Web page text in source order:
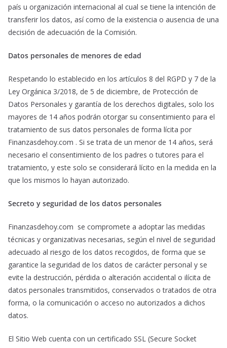
país u organización internacional al cual se tiene la intención de
transferir los datos, así como de la existencia o ausencia de una
decisión de adecuación de la Comisión.
Datos personales de menores de edad
Respetando lo establecido en los artículos 8 del RGPD y 7 de la
Ley Orgánica 3/2018, de 5 de diciembre, de Protección de
Datos Personales y garantía de los derechos digitales, solo los
mayores de 14 años podrán otorgar su consentimiento para el
tratamiento de sus datos personales de forma lícita por
Finanzasdehoy.com . Si se trata de un menor de 14 años, será
necesario el consentimiento de los padres o tutores para el
tratamiento, y este solo se considerará lícito en la medida en la
que los mismos lo hayan autorizado.
Secreto y seguridad de los datos personales
Finanzasdehoy.com se compromete a adoptar las medidas
técnicas y organizativas necesarias, según el nivel de seguridad
adecuado al riesgo de los datos recogidos, de forma que se
garantice la seguridad de los datos de carácter personal y se
evite la destrucción, pérdida o alteración accidental o ilícita de
datos personales transmitidos, conservados o tratados de otra
forma, o la comunicación o acceso no autorizados a dichos
datos.
El Sitio Web cuenta con un certificado SSL (Secure Socket